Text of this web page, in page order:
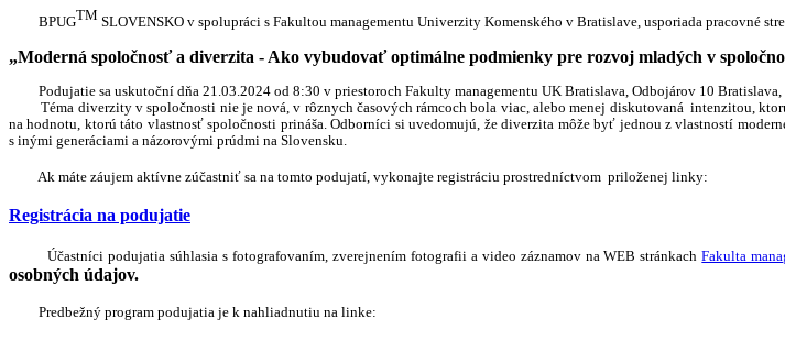
BPUGTM SLOVENSKO v spolupráci s Fakultou managementu Univerzity Komenského v Bratislave, usporiada pracovné
„Moderná spoločnosť a diverzita - Ako vybudovať optimálne podmienky pre rozvoj mladých v
Podujatie sa uskutoční dňa 21.03.2024 od 8:30 v priestoroch Fakulty managementu UK Bratislava, Odbojárov 10 Bratislava,
Téma diverzity v spoločnosti nie je nová, v rôznych časových rámcoch bola viac, alebo menej diskutovaná intenzitou,
na hodnotu, ktorú táto vlastnosť spoločnosti prináša. Odborníci si uvedomujú, že diverzita môže byť jednou z vlastností
s inými generáciami a názorovými prúdmi na Slovensku.
Ak máte záujem aktívne zúčastniť sa na tomto podujatí, vykonajte registráciu prostredníctvom priloženej linky:
Registrácia na podujatie
Účastníci podujatia súhlasia s fotografovaním, zverejnením fotografii a video záznamov na WEB stránkachFakulta
osobných údajov.
Predbežný program podujatia je k nahliadnutiu na linke: